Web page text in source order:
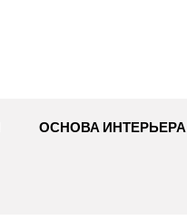
ОСНОВА ИНТЕРЬЕРА